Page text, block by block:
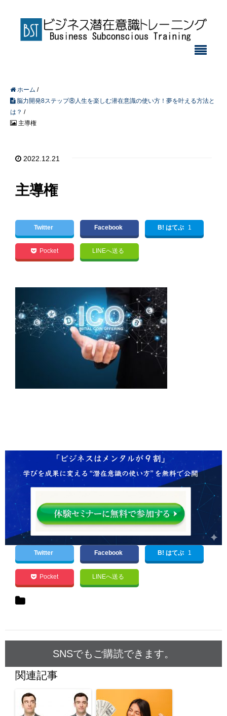
ホーム /
脳力開発8ステップ⑧人生を楽しむ潜在意識の使い方！夢を叶える方法と
は？ /
主導権
2022.12.21
主導権
Twitter Facebook B! はてぶ 1
Pocket LINEへ送る
Twitter Facebook B! はてぶ 1
Pocket LINEへ送る
SNSでもご購読できます。
関連記事